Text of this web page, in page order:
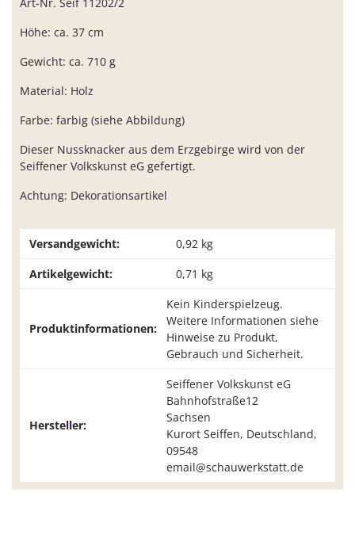
Höhe: ca. 37 cm
Gewicht: ca. 710 g
Material: Holz
Farbe: farbig (siehe Abbildung)
Dieser Nussknacker aus dem Erzgebirge wird von der
Seiffener Volkskunst eG gefertigt.
Achtung: Dekorationsartikel
Versandgewicht:
0,92 kg
Artikelgewicht:
0,71 kg
Produktinformationen:
Kein Kinderspielzeug.
Weitere Informationen siehe
Hinweise zu Produkt,
Gebrauch und Sicherheit.
Hersteller:
Seiffener Volkskunst eG
Bahnhofstraße12
Sachsen
Kurort Seiffen, Deutschland,
09548
email@schauwerkstatt.de